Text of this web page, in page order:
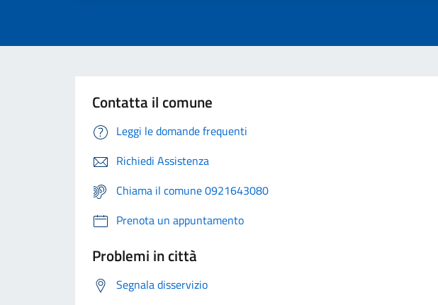
Contatta il comune
Leggi le domande frequenti
Richiedi Assistenza
Chiama il comune 0921643080
Prenota un appuntamento
Problemi in città
Segnala disservizio